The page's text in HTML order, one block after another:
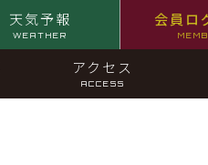
天気予報
WEATHER
会員ロ
アクセス
ACCESS